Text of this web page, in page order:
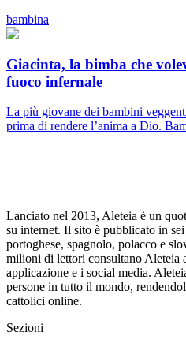
bambina
Giacinta, la bimba che
fuoco infernale
La più giovane dei bambini
prima di rendere l’anima a Dio.
Lanciato nel 2013, Aleteia è un
su internet. Il sito è pubblicato in
portoghese, spagnolo, polacco e
milioni di lettori consultano Aleteia
applicazione e i social media.
persone in tutto il mondo,
cattolici online.
Sezioni